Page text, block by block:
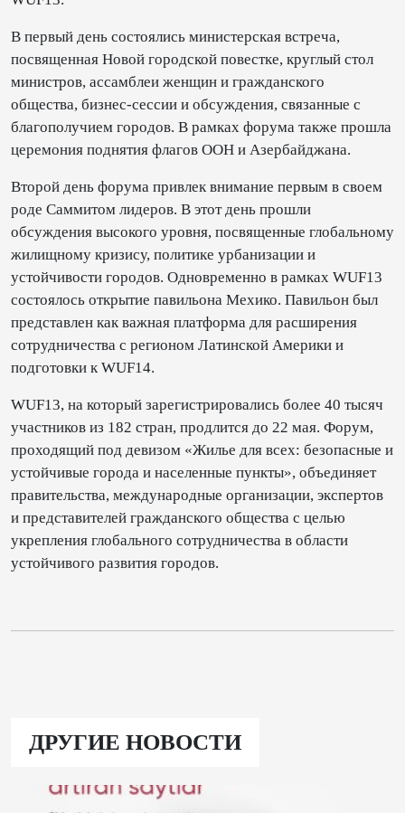
В первый день состоялись министерская встреча,
посвященная Новой городской повестке, круглый стол
министров, ассамблеи женщин и гражданского
общества, бизнес-сессии и обсуждения, связанные с
благополучием городов. В рамках форума также прошла
церемония поднятия флагов ООН и Азербайджана.
Второй день форума привлек внимание первым в своем
роде Саммитом лидеров. В этот день прошли
обсуждения высокого уровня, посвященные глобальному
жилищному кризису, политике урбанизации и
устойчивости городов. Одновременно в рамках WUF13
состоялось открытие павильона Мехико. Павильон был
представлен как важная платформа для расширения
сотрудничества с регионом Латинской Америки и
подготовки к WUF14.
WUF13, на который зарегистрировались более 40 тысяч
участников из 182 стран, продлится до 22 мая. Форум,
проходящий под девизом «Жилье для всех: безопасные и
устойчивые города и населенные пункты», объединяет
правительства, международные организации, экспертов
и представителей гражданского общества с целью
укрепления глобального сотрудничества в области
устойчивого развития городов.
ДРУГИЕ НОВОСТИ